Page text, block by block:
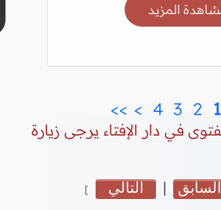
المزيد
1
2
>
>>
في دار الإفتاء يرجى زيارة
السابق | التالي ]